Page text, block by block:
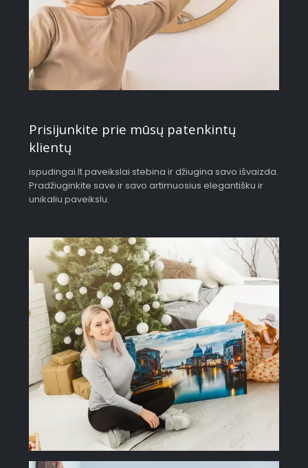
Prisijunkite prie mūsų patenkintų
klientų
ispudingai.lt paveikslai stebina ir džiugina savo išvaizda.
Pradžiuginkite save ir savo artimuosius elegantišku ir
unikaliu paveikslu.